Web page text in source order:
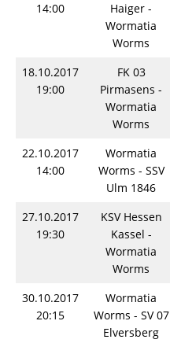
14:00
Haiger -
Wormatia
Worms
18.10.2017
19:00
FK 03
Pirmasens -
Wormatia
Worms
22.10.2017
14:00
Wormatia
Worms - SSV
Ulm 1846
27.10.2017
19:30
KSV Hessen
Kassel -
Wormatia
Worms
30.10.2017
20:15
Wormatia
Worms - SV 07
Elversberg